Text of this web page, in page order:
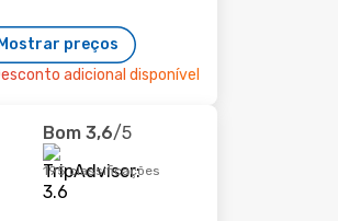
Mostrar preços
adicional disponível
Bom 3,6/5
195 classificações